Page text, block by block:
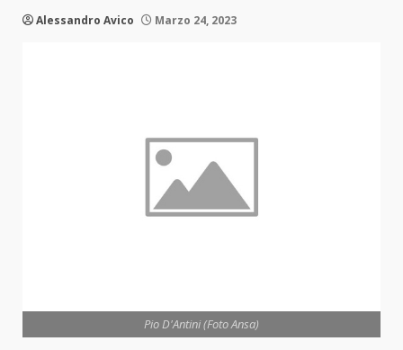
Alessandro Avico Marzo 24, 2023
Pio D'Antini (Foto Ansa)